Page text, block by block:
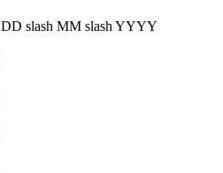
DD slash MM slash YYYY